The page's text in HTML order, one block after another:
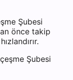
Şubesi
önce takip
Şubesi